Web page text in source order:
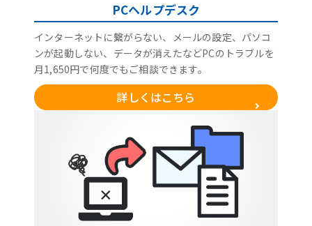
PCヘルプデスク
インターネットに繋がらない、メールの設定、パソコ
ンが起動しない、データが消えたなどPCのトラブルを
月1,650円で何度でもご相談できます。
詳しくはこちら